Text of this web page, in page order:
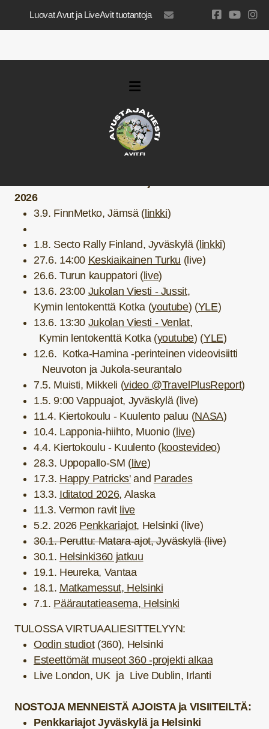
Luovat Avut ja LiveAvit tuotantoja luovatavut@gmail.com
2026
3.9. FinnMetko, Jämsä (linkki)
1.8. Secto Rally Finland, Jyväskylä (linkki)
27.6. 14:00 Keskiaikainen Turku (live)
26.6. Turun kauppatori (live)
13.6. 23:00 Jukolan Viesti - Jussit,
Kymin lentokenttä Kotka (youtube) (YLE)
13.6. 13:30 Jukolan Viesti - Venlat,
Kymin lentokenttä Kotka (youtube) (YLE)
12.6. Kotka-Hamina -perinteinen videovisiitti
Neuvoton ja Jukola-seurantalo
7.5. Muisti, Mikkeli (video @TravelPlusReport)
1.5. 9:00 Vappuajot, Jyväskylä (live)
11.4. Kiertokoulu - Kuulento paluu (NASA)
10.4. Lapponia-hiihto, Muonio ( live)
4.4. Kiertokoulu - Kuulento (koostevideo)
28.3. Uppopallo-SM (live)
17.3. Happy Patricks'and Parades
13.3. Iditatod 2026, Alaska
11.3. Vermon ravit live
5.2. 2026 Penkkariajot, Helsinki (live)
30.1. Peruttu: Matara-ajot, Jyväskylä (live)
30.1. Helsinki360 jatkuu
19.1. Heureka, Vantaa
18.1. Matkamessut, Helsinki
7.1. Päärautatieasema, Helsinki
TULOSSA VIRTUAALIESITTELYYN:
Oodin studiot(360), Helsinki
Esteettömät museot 360 -projekti alkaa
Live London, UK ja Live Dublin, Irlanti
NOSTOJA MENNEISTÄ AJOISTA ja VISIITEILTÄ:
Penkkariajot Jyväskylä ja Helsinki